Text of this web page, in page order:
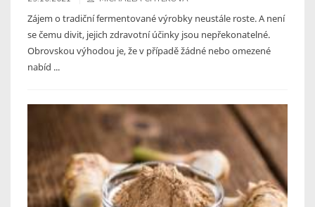
Zájem o tradiční fermentované výrobky neustále roste. A není
se čemu divit, jejich zdravotní účinky jsou nepřekonatelné.
Obrovskou výhodou je, že v případě žádné nebo omezené
nabíd ...